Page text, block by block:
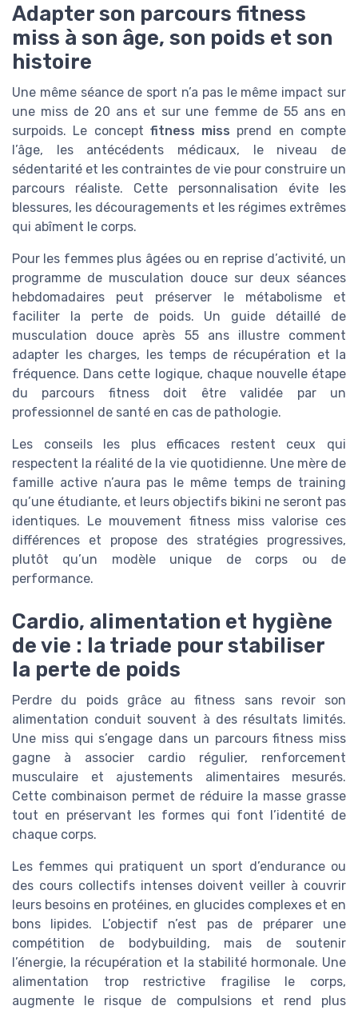
Adapter son parcours fitness
miss à son âge, son poids et son
histoire
Une même séance de sport n’a pas le même impact sur
une miss de 20 ans et sur une femme de 55 ans en
surpoids. Le concept fitness miss prend en compte
l’âge, les antécédents médicaux, le niveau de
sédentarité et les contraintes de vie pour construire un
parcours réaliste. Cette personnalisation évite les
blessures, les découragements et les régimes extrêmes
qui abîment le corps.
Pour les femmes plus âgées ou en reprise d’activité, un
programme de musculation douce sur deux séances
hebdomadaires peut préserver le métabolisme et
faciliter la perte de poids. Un guide détaillé de
musculation douce après 55 ans illustre comment
adapter les charges, les temps de récupération et la
fréquence. Dans cette logique, chaque nouvelle étape
du parcours fitness doit être validée par un
professionnel de santé en cas de pathologie.
Les conseils les plus efficaces restent ceux qui
respectent la réalité de la vie quotidienne. Une mère de
famille active n’aura pas le même temps de training
qu’une étudiante, et leurs objectifs bikini ne seront pas
identiques. Le mouvement fitness miss valorise ces
différences et propose des stratégies progressives,
plutôt qu’un modèle unique de corps ou de
performance.
Cardio, alimentation et hygiène
de vie : la triade pour stabiliser
la perte de poids
Perdre du poids grâce au fitness sans revoir son
alimentation conduit souvent à des résultats limités.
Une miss qui s’engage dans un parcours fitness miss
gagne à associer cardio régulier, renforcement
musculaire et ajustements alimentaires mesurés.
Cette combinaison permet de réduire la masse grasse
tout en préservant les formes qui font l’identité de
chaque corps.
Les femmes qui pratiquent un sport d’endurance ou
des cours collectifs intenses doivent veiller à couvrir
leurs besoins en protéines, en glucides complexes et en
bons lipides. L’objectif n’est pas de préparer une
compétition de bodybuilding, mais de soutenir
l’énergie, la récupération et la stabilité hormonale. Une
alimentation trop restrictive fragilise le corps,
augmente le risque de compulsions et rend plus